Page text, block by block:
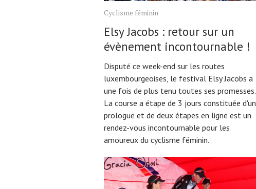
Cyclisme féminin
Elsy Jacobs : retour sur un
évènement incontournable !
Disputé ce week-end sur les routes
luxembourgeoises, le festival Elsy Jacobs a
une fois de plus tenu toutes ses promesses.
La course a étape de 3 jours constituée d'un
prologue et de deux étapes en ligne est un
rendez-vous incontournable pour les
amoureux du cyclisme féminin.